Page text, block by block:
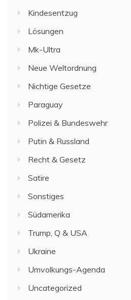
Kindesentzug
Lösungen
Mk-Ultra
Neue Weltordnung
Nichtige Gesetze
Paraguay
Polizei & Bundeswehr
Putin & Russland
Recht & Gesetz
Satire
Sonstiges
Südamerika
Trump, Q & USA
Ukraine
Umvolkungs-Agenda
Uncategorized